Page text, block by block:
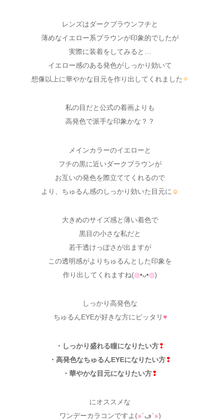
レンズはダークブラウンフチと
薄めなイエロー系ブラウンが印象的でしたが
実際に装着をしてみると…
イエロー感のある発色がしっかり効いて
想像以上に華やかな目元を作り出してくれました✧
私の目だと公式の着画よりも
高発色で派手な印象かな？？
メインカラーのイエローと
フチの黒に近いダークブラウンが
お互いの発色を際立ててくれるので
より、ちゅるん感のしっかり効いた目元に ☺
大きめのサイズ感と薄い着色で
黒目の小さな私だと
若干透けっぽさが出ますが
この透明感がよりちゅるんとした印象を
作り出してくれますね(◍•ᴗ•◍)
しっかり高発色な
ちゅるんEYEが好きな方にピッタリ♥
・しっかり盛れる瞳になりたい方❢
・高発色なちゅるんEYEになりたい方❢
・華やかな目元になりたい方❢
にオススメな
ワンデーカラコンですよ(๑ ´ڡ`๑)